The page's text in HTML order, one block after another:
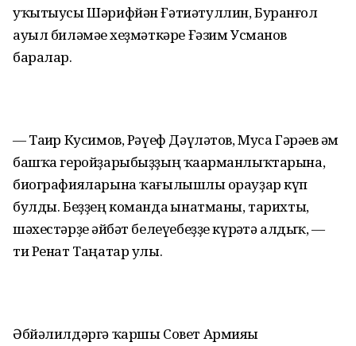
уҡытыусы Шәрифйән Ғәтиәтуллин, Буранғол
ауыл биләмәһе хеҙмәткәре Ғәзим Усманов
баралар.
— Таһир Кусимов, Рәүеф Дәүләтов, Муса Гәрәев һәм
башҡа геройҙарыбыҙҙың ҡаһарманлыҡтарына,
биографияларына ҡағылышлы һорауҙар күп
булды. Беҙҙең команда һынатманы, тарихты,
шәхестәрҙе һәйбәт белеүебеҙҙе күрһәтә алдыҡ, —
ти Ренат Таңатар улы.
Әбйәлилдәргә ҡаршы Совет Армияһы